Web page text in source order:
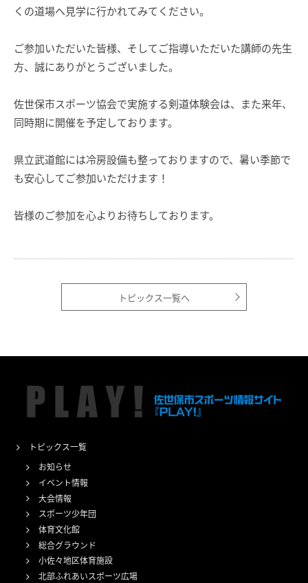
くの道場へ見学に行かれてみてください。
ご参加いただいた皆様、そしてご指導いただいた講師の先生
方、誠にありがとうございました。
佐世保市スポーツ協会で実施する剣道体験会は、また来年、
同時期に開催を予定しております。
県立武道館には冷房設備も整っておりますので、暑い季節で
も安心してご参加いただけます！
皆様のご参加を心よりお待ちしております。
トピックス一覧へ
トピックス一覧
お知らせ
イベント情報
大会情報
スポーツ少年団
体育文化館
総合グラウンド
小佐々地区体育施設
北部ふれあいスポーツ広場